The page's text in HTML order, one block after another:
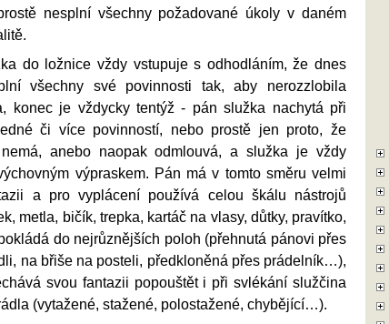
nesplní všechny požadované úkoly v daném
do ložnice vždy vstupuje s odhodláním, že dnes
všechny své povinnosti tak, aby nerozzlobila
konec je vždycky tentýž - pán služka nachytá při
či více povinností, nebo prostě jen proto, že
anebo naopak odmlouvá, a služka je vždy
výpraskem. Pán má v tomto směru velmi
a pro vyplácení používá celou škálu nástrojů
metla, bičík, trepka, kartáč na vlasy, důtky, pravítko,
do nejrůznějších poloh (přehnutá pánovi přes
na břiše na posteli, předkloněná přes prádelník…),
svou fantazii popouštět i při svlékání služčina
(vytažené, stažené, polostažené, chybějící…).